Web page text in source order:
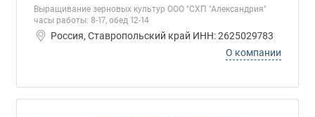
Выращивание зерновых культур ООО "СХП "Александрия"
часы работы: 8-17, обед 12-14
Россия, Ставропольский край ИНН: 2625029783
О компании